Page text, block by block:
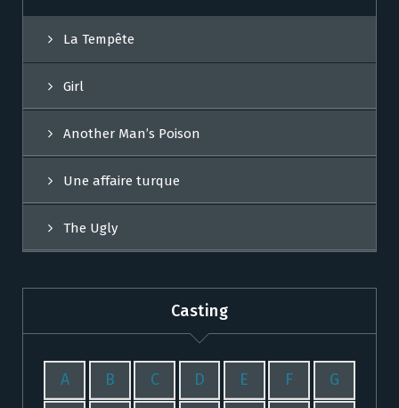
La Tempête
Girl
Another Man’s Poison
Une affaire turque
The Ugly
Casting
A B C D E F G